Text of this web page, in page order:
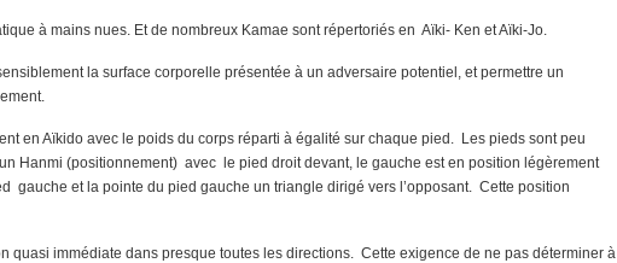
à mains nues. Et de nombreux Kamae sont répertoriés en Aïki- Ken et Aïki-Jo.
la surface corporelle présentée à un adversaire potentiel, et permettre un
en Aïkido avec le poids du corps réparti à égalité sur chaque pied. Les pieds sont peu
Hanmi (positionnement) avec le pied droit devant, le gauche est en position légèrement
gauche et la pointe du pied gauche un triangle dirigé vers l’opposant. Cette position
quasi immédiate dans presque toutes les directions. Cette exigence de ne pas déterminer à